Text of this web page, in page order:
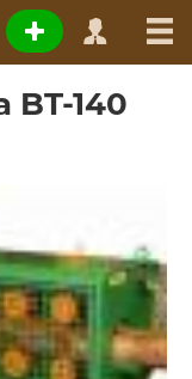
BT-140